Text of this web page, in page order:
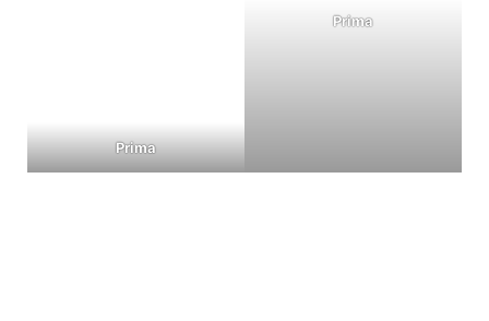
Prima
Prima